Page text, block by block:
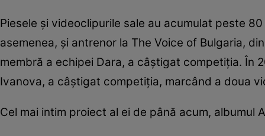
Piesele și videoclipurile sale au acumulat peste
asemenea, și antrenor la The Voice of Bulgaria,
membră a echipei Dara, a câștigat competiția. În
Ivanova, a câștigat competiția, marcând a doua
Cel mai intim proiect al ei de până acum, albumul